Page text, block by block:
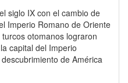
siglo IX con el cambio de
otomanos lograron
capital del Imperio
de América